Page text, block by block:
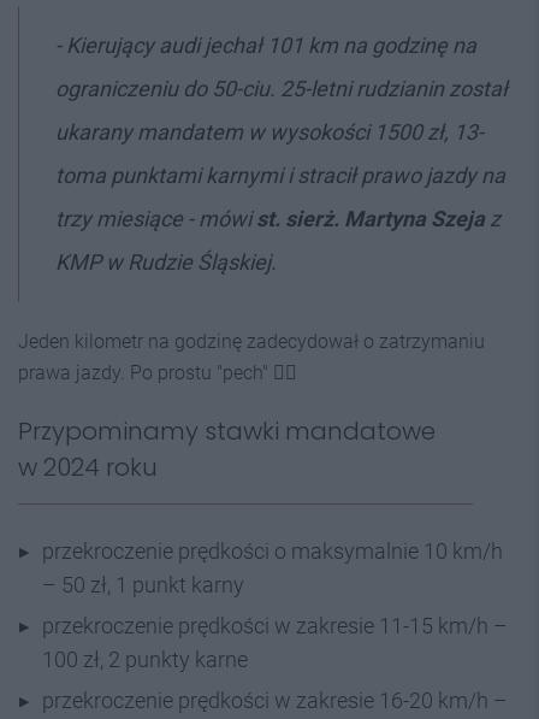
- Kierujący audi jechał 101 km na godzinę na
ograniczeniu do 50-ciu. 25-letni rudzianin został
ukarany mandatem w wysokości 1500 zł, 13-
toma punktami karnymi i stracił prawo jazdy na
trzy miesiące - mówist. sierż. Martyna Szeja z
KMP w Rudzie Śląskiej.
Jeden kilometr na godzinę zadecydował o zatrzymaniu
prawa jazdy. Po prostu "pech" 🤷‍♂️
Przypominamy stawki mandatowe
w 2024 roku
przekroczenie prędkości o maksymalnie 10 km/h
– 50 zł, 1 punkt karny
przekroczenie prędkości w zakresie 11-15 km/h –
100 zł, 2 punkty karne
przekroczenie prędkości w zakresie 16-20 km/h –